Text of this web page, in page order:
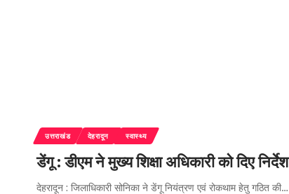
उत्तराखंड देहरादून स्वास्थ्य
डेंगू : डीएम ने मुख्य शिक्षा अधिकारी को दिए निर्देश
देहरादून : जिलाधिकारी सोनिका ने डेंगू नियंत्रण एवं रोकथाम हेतु गठित की…